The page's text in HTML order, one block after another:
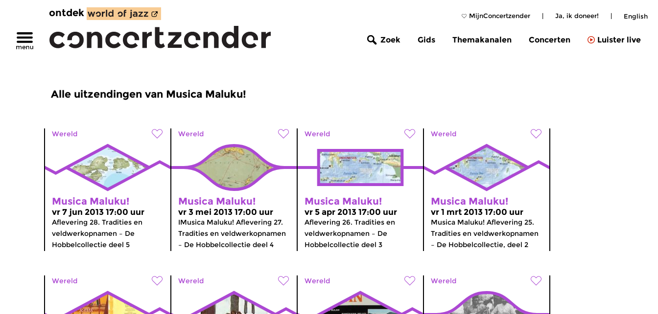
MijnConcertzender | Ja, ik doneer! | English
ontdek
Zoek Gids Themakanalen Concerten Luister live
Alle uitzendingen van Musica Maluku!
Wereld
Musica Maluku!
vr 7 jun 2013 17:00 uur
Aflevering 28. Tradities en
veldwerkopnamen – De
Hobbelcollectie deel 5
Wereld
Musica Maluku!
vr 3 mei 2013 17:00 uur
IMusica Maluku! Aflevering 27.
Tradities en veldwerkopnamen
– De Hobbelcollectie deel 4
Wereld
Musica Maluku!
vr 5 apr 2013 17:00 uur
Aflevering 26. Tradities en
veldwerkopnamen – De
Hobbelcollectie deel 3
Wereld
Musica Maluku!
vr 1 mrt 2013 17:00 uur
Musica Maluku! Aflevering 25.
Tradities en veldwerkopnamen
– De Hobbelcollectie, deel 2
Wereld Wereld Wereld Wereld